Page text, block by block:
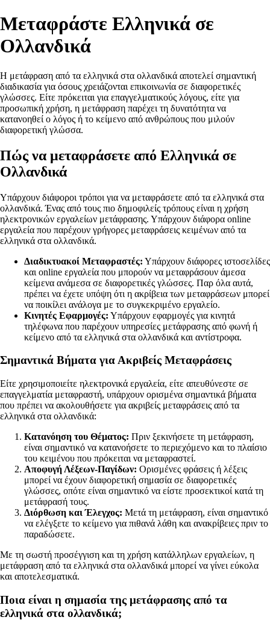
Μεταφράστε Ελληνικά σε
Ολλανδικά
Η μετάφραση από τα ελληνικά στα ολλανδικά αποτελεί σημαντική
διαδικασία για όσους χρειάζονται επικοινωνία σε διαφορετικές
γλώσσες. Είτε πρόκειται για επαγγελματικούς λόγους, είτε για
προσωπική χρήση, η μετάφραση παρέχει τη δυνατότητα να
κατανοηθεί ο λόγος ή το κείμενο από ανθρώπους που μιλούν
διαφορετική γλώσσα.
Πώς να μεταφράσετε από Ελληνικά σε
Ολλανδικά
Υπάρχουν διάφοροι τρόποι για να μεταφράσετε από τα ελληνικά στα
ολλανδικά. Ένας από τους πιο δημοφιλείς τρόπους είναι η χρήση
ηλεκτρονικών εργαλείων μετάφρασης. Υπάρχουν διάφορα online
εργαλεία που παρέχουν γρήγορες μεταφράσεις κειμένων από τα
ελληνικά στα ολλανδικά.
Διαδικτυακοί Μεταφραστές: Υπάρχουν διάφορες ιστοσελίδες
και online εργαλεία που μπορούν να μεταφράσουν άμεσα
κείμενα ανάμεσα σε διαφορετικές γλώσσες. Παρ όλα αυτά,
πρέπει να έχετε υπόψη ότι η ακρίβεια των μεταφράσεων μπορεί
να ποικίλει ανάλογα με το συγκεκριμένο εργαλείο.
Κινητές Εφαρμογές: Υπάρχουν εφαρμογές για κινητά
τηλέφωνα που παρέχουν υπηρεσίες μετάφρασης από φωνή ή
κείμενο από τα ελληνικά στα ολλανδικά και αντίστροφα.
Σημαντικά Βήματα για Ακριβείς Μεταφράσεις
Είτε χρησιμοποιείτε ηλεκτρονικά εργαλεία, είτε απευθύνεστε σε
επαγγελματία μεταφραστή, υπάρχουν ορισμένα σημαντικά βήματα
που πρέπει να ακολουθήσετε για ακριβείς μεταφράσεις από τα
ελληνικά στα ολλανδικά:
Κατανόηση του Θέματος: Πριν ξεκινήσετε τη μετάφραση,
είναι σημαντικό να κατανοήσετε το περιεχόμενο και το πλαίσιο
του κειμένου που πρόκειται να μεταφραστεί.
Αποφυγή Λέξεων-Παγίδων: Ορισμένες φράσεις ή λέξεις
μπορεί να έχουν διαφορετική σημασία σε διαφορετικές
γλώσσες, οπότε είναι σημαντικό να είστε προσεκτικοί κατά τη
μετάφρασή τους.
Διόρθωση και Έλεγχος: Μετά τη μετάφραση, είναι σημαντικό
να ελέγξετε το κείμενο για πιθανά λάθη και ανακρίβειες πριν το
παραδώσετε.
Με τη σωστή προσέγγιση και τη χρήση κατάλληλων εργαλείων, η
μετάφραση από τα ελληνικά στα ολλανδικά μπορεί να γίνει εύκολα
και αποτελεσματικά.
Ποια είναι η σημασία της μετάφρασης από τα
ελληνικά στα ολλανδικά;